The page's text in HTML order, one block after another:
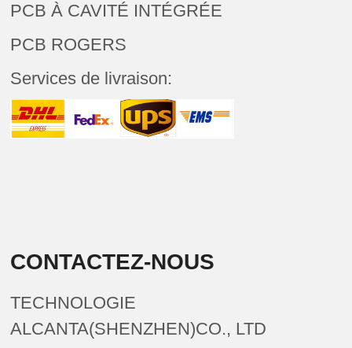
PCB À CAVITÉ INTÉGRÉE
PCB ROGERS
Services de livraison:
CONTACTEZ-NOUS
TECHNOLOGIE
ALCANTA(SHENZHEN)CO., LTD